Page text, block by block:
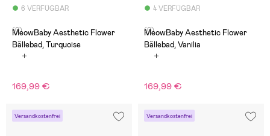
6 VERFÜGBAR
(0)
MeowBaby Aesthetic Flower
Bällebad, Turquoise
169,99 €
4 VERFÜGBAR
(0)
MeowBaby Aesthetic Flower
Bällebad, Vanilia
169,99 €
Versandkostenfrei Versandkostenfrei